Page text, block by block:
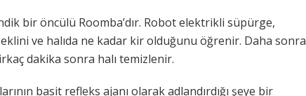
bir öncülü Roomba’dır. Robot elektrikli süpürge,
ve halıda ne kadar kir olduğunu öğrenir. Daha sonra
dakika sonra halı temizlenir.
basit refleks ajanı olarak adlandırdığı şeye bir